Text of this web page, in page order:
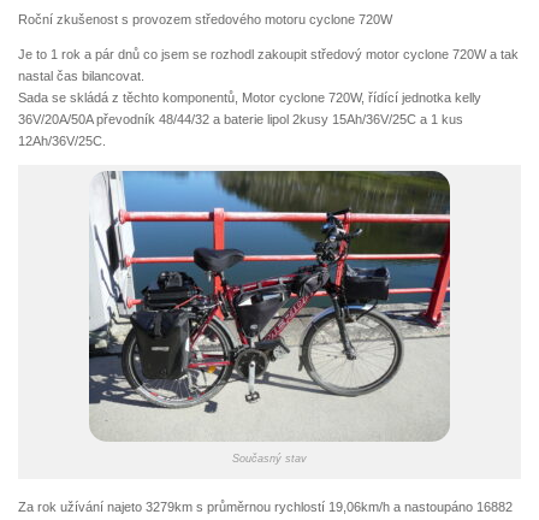
Roční zkušenost s provozem středového motoru cyclone 720W
Je to 1 rok a pár dnů co jsem se rozhodl zakoupit středový motor cyclone 720W a tak
nastal čas bilancovat.
Sada se skládá z těchto komponentů, Motor cyclone 720W, řídící jednotka kelly
36V/20A/50A převodník 48/44/32 a baterie lipol 2kusy 15Ah/36V/25C a 1 kus
12Ah/36V/25C.
Současný stav
Za rok užívání najeto 3279km s průměrnou rychlostí 19,06km/h a nastoupáno 16882